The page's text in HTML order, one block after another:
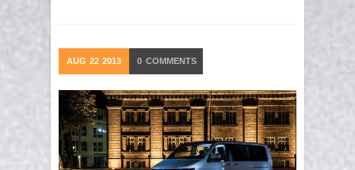
AUG 22 2013 0 COMMENTS